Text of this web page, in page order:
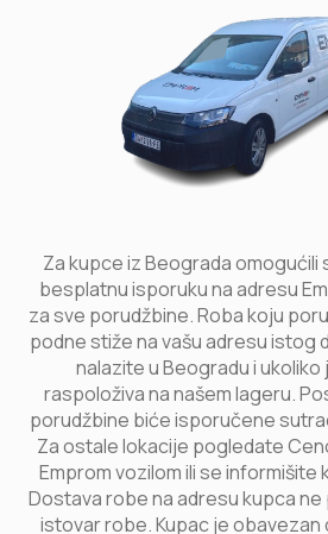
Za kupce iz Beograda omogućili
besplatnu isporuku na adresu
za sve porudžbine. Roba koju
podne stiže na vašu adresu istog
nalazite u Beogradu i ukoliko
raspoloživa na našem lageru.
porudžbine biće isporučene
Za ostale lokacije pogledate
Emprom vozilom ili se informišite
Dostava robe na adresu kupca ne
istovar robe. Kupac je obavezan